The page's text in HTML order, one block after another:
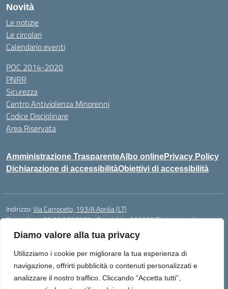
Diamo valore alla tua privacy
Utilizziamo i cookie per migliorare la tua esperienza di
navigazione, offrirti pubblicità o contenuti personalizzati e
analizzare il nostro traffico. Cliccando “Accetta tutti”,
Novità
Le notizie
Le circolari
Calendario eventi
POC 2014-2020
PNRR
Sicurezza
Centro Antiviolenza Minorenni
Codice Disciplinare
Area Riservata
Amministrazione TrasparenteAlbo onlinePrivacy Policy
Dichiarazione di accessibilitàObiettivi di accessibilità
Indirizzo:Via Carroceto, 193/A Aprilia (LT)
Centralino:+39 06 9257678 Email:Ltps060002@istruzione.it
Posta elettronica certificata (PEC):
Ltps060002@pec.istruzione.it
Codice fiscale: 91001930592
LTPS060002